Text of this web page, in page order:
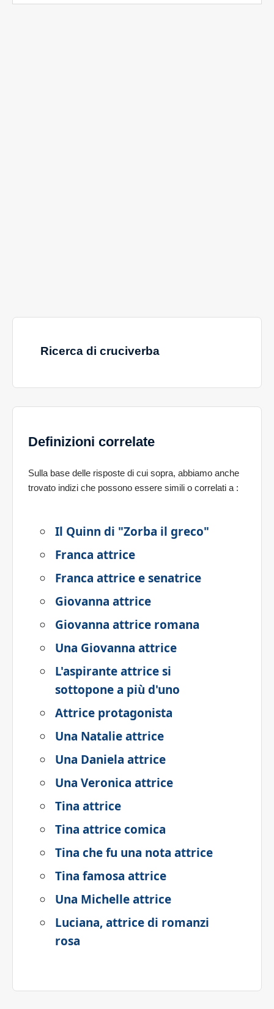
Ricerca di cruciverba
Definizioni correlate
Sulla base delle risposte di cui sopra, abbiamo anche
trovato indizi che possono essere simili o correlati a :
Il Quinn di "Zorba il greco"
Franca attrice
Franca attrice e senatrice
Giovanna attrice
Giovanna attrice romana
Una Giovanna attrice
L'aspirante attrice si
sottopone a più d'uno
Attrice protagonista
Una Natalie attrice
Una Daniela attrice
Una Veronica attrice
Tina attrice
Tina attrice comica
Tina che fu una nota attrice
Tina famosa attrice
Una Michelle attrice
Luciana, attrice di romanzi
rosa